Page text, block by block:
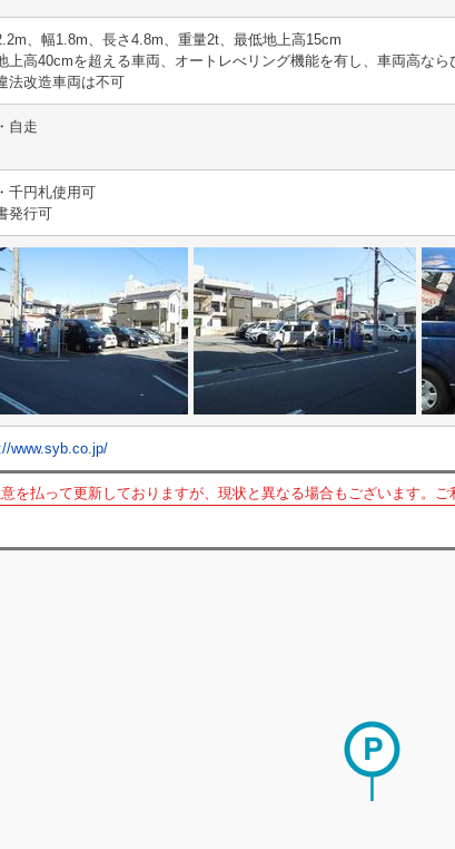
、幅1.8m、長さ4.8m、重量2t、最低地上高15cm
上高40cmを超える車両、オートレべリング機能を有し、車両高な
法改造車両は不可
自走
千円札使用可
発行可
www.syb.co.jp/
を払って更新しておりますが、現状と異なる場合もございます。ご